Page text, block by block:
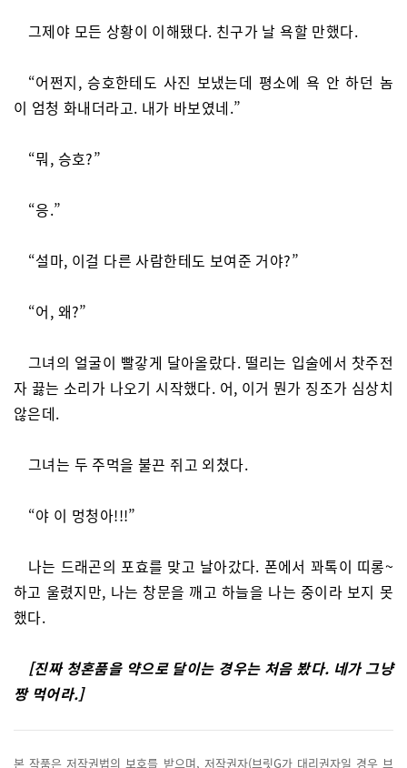
그제야 모든 상황이 이해됐다. 친구가 날 욕할 만했다.
“어쩐지, 승호한테도 사진 보냈는데 평소에 욕 안 하던 놈
이 엄청 화내더라고. 내가 바보였네.”
“뭐, 승호?”
“응.”
“설마, 이걸 다른 사람한테도 보여준 거야?”
“어, 왜?”
그녀의 얼굴이 빨갛게 달아올랐다. 떨리는 입술에서 찻주전
자 끓는 소리가 나오기 시작했다. 어, 이거 뭔가 징조가 심상치
않은데.
그녀는 두 주먹을 불끈 쥐고 외쳤다.
“야 이 멍청아!!!”
나는 드래곤의 포효를 맞고 날아갔다. 폰에서 꽈톡이 띠롱~
하고 울렸지만, 나는 창문을 깨고 하늘을 나는 중이라 보지 못
했다.
[진짜 청혼품을 약으로 달이는 경우는 처음 봤다. 네가 그냥
짱 먹어라.]
본 작품은 저작권법의 보호를 받으며, 저작권자(브릿G가 대리권자일 경우 브